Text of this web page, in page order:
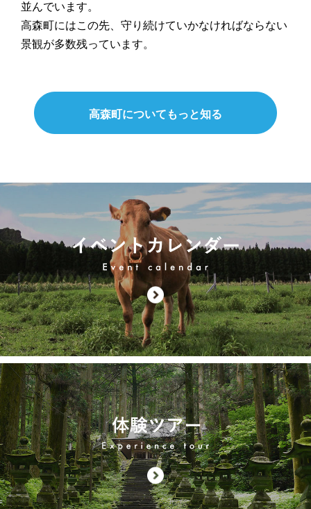
並んでいます。
高森町にはこの先、守り続けていかなければならない
景観が多数残っています。
高森町についてもっと知る